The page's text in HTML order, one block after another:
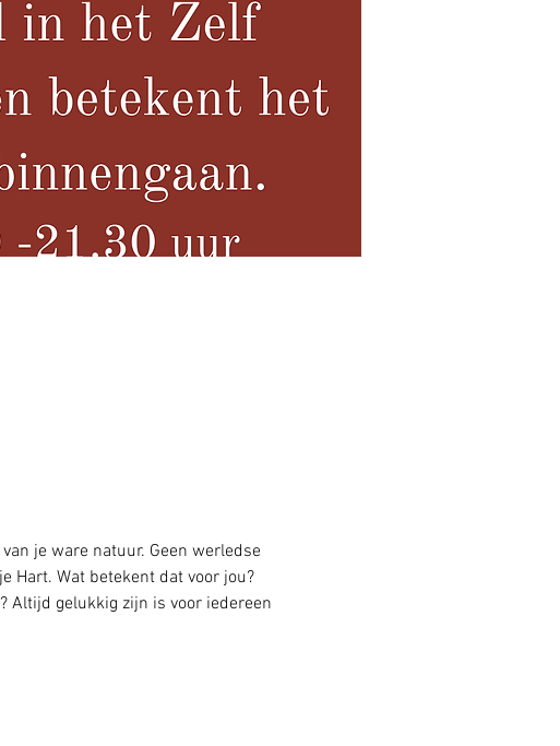
je ware natuur. Geen werledse
Hart. Wat betekent dat voor jou?
Altijd gelukkig zijn is voor iedereen